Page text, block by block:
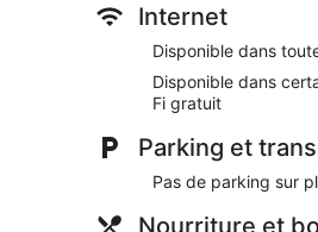
À moins de 15
Omena Hotel Turku
boissons et d'en-cas, un
gratuitement dans les
Moyennant un
09 h 00 à 11 h 00.
Internet
Disponible dans
Disponible dans
Fi gratuit
Parking et
Pas de parking sur
Nourriture et